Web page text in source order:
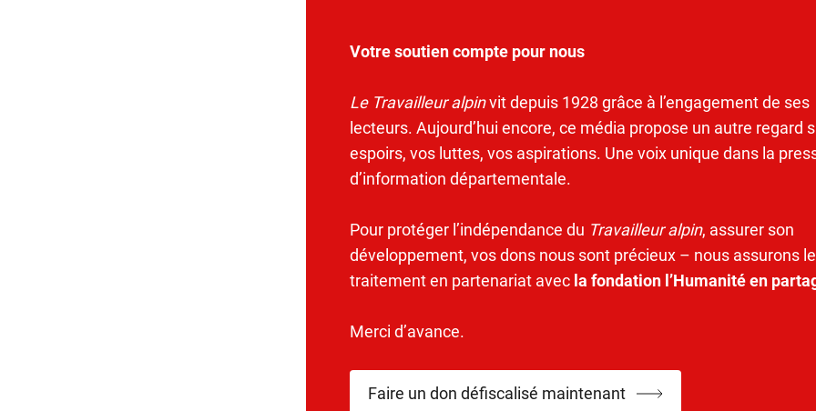
Votre soutien compte pour nous
Le Travailleur alpinvit depuis 1928 grâce à l’engagement de ses
lecteurs. Aujourd’hui encore, ce média propose un autre regard
espoirs, vos luttes, vos aspirations. Une voix unique dans la
d’information départementale.
Pour protéger l’indépendance du Travailleur alpin, assurer son
développement, vos dons nous sont précieux – nous assurons
traitement en partenariat avec la fondation l’Humanité en
Merci d’avance.
Faire un don défiscalisé maintenant